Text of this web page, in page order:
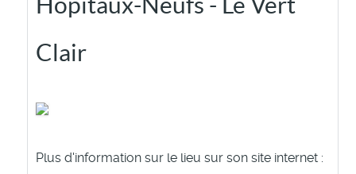
Clair
Plus d'information sur le lieu sur son site internet :